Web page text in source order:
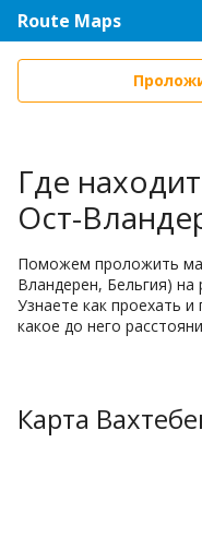
Route Maps
Где
Ост-
Поможем проложить
Вландерен, Бельгия)
Узнаете как проехать и
какое до него
Карта